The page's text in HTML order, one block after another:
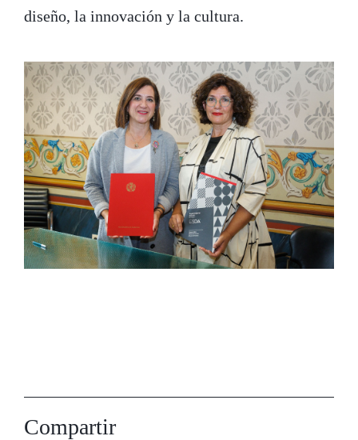
diseño, la innovación y la cultura.
Compartir